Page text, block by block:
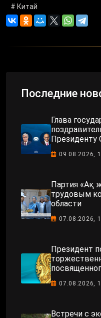
# Китай
Последние
Глава
Президенту
09.08.2026,
Партия «Ақ
трудовым
области
07.08.2026,
Президент
07.08.2026,
Встречи с